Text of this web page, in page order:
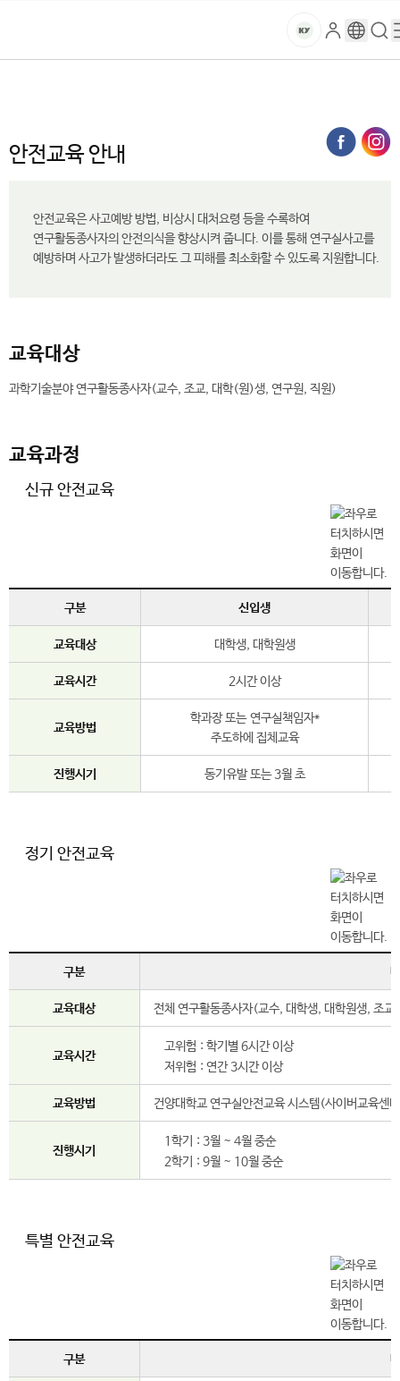
건
대
교
마
로
그
구
글
검
색
메안전교육 안내
안전교육은 사고예방 방법, 비상시 대처요령 등을 수록하여
연구활동종사자의 안전의식을 향상시켜 줍니다. 이를 통해 연구실사고를
예방하며 사고가 발생하더라도 그 피해를 최소화할 수 있도록 지원합니다.
교육대상
과학기술분야 연구활동종사자(교수, 조교, 대학(원)생, 연구원, 직원)
교육과정
신규 안전교육
구분 신입생
교육대상 대학생, 대학원생
교육시간 2시간 이상
교육방법
학과장 또는 연구실책임자*
주도하에 집체교육
진행시기 동기유발 또는 3월 초
정기 안전교육
구분
교육대상 전체 연구활동종사자(교수, 대학생, 대학원생, 조교
교육시간
고위험 : 학기별 6시간 이상
저위험 : 연간 3시간 이상
교육방법 건양대학교 연구실안전교육 시스템(사이버교육센
진행시기
1학기 : 3월 ~ 4월 중순
2학기 : 9월 ~ 10월 중순
특별 안전교육
구분